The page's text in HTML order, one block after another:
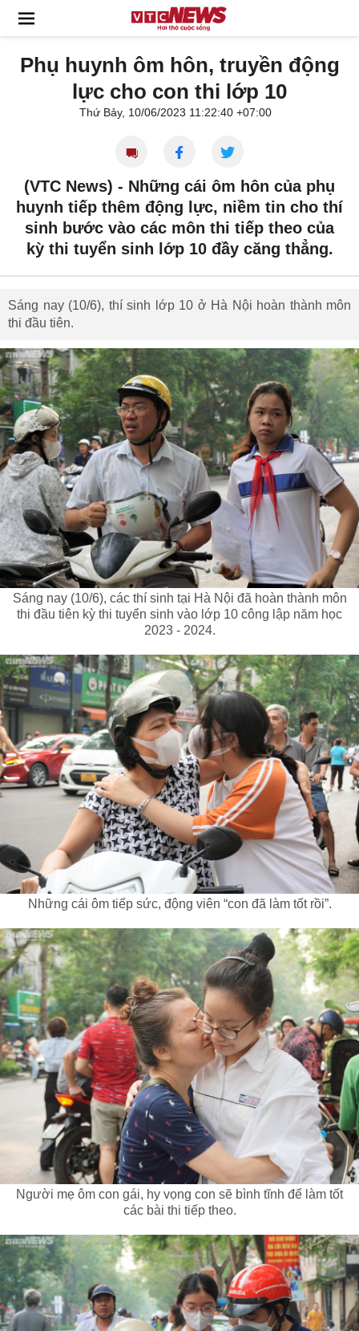
Phụ huynh ôm hôn, truyền động
lực cho con thi lớp 10
Thứ Bảy, 10/06/2023 11:22:40 +07:00
(VTC News) - Những cái ôm hôn của phụ
huynh tiếp thêm động lực, niềm tin cho thí
sinh bước vào các môn thi tiếp theo của
kỳ thi tuyển sinh lớp 10 đầy căng thẳng.
Sáng nay (10/6), thí sinh lớp 10 ở Hà Nội hoàn thành môn
thi đầu tiên.
Sáng nay (10/6), các thí sinh tại Hà Nội đã hoàn thành môn
thi đầu tiên kỳ thi tuyển sinh vào lớp 10 công lập năm học
2023 - 2024.
Những cái ôm tiếp sức, động viên “con đã làm tốt rồi”.
Người mẹ ôm con gái, hy vọng con sẽ bình tĩnh để làm tốt
các bài thi tiếp theo.